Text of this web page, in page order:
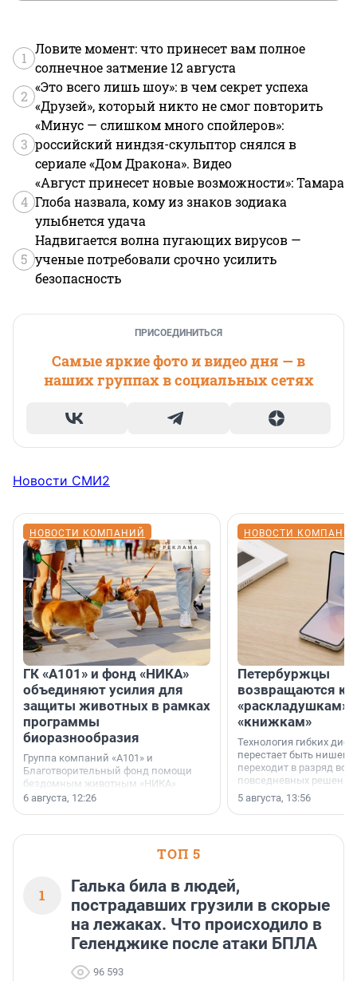
1
Ловите момент: что принесет вам полное
солнечное затмение 12 августа
2
«Это всего лишь шоу»: в чем секрет успеха
«Друзей», который никто не смог повторить
3
«Минус — слишком много спойлеров»:
российский ниндзя-скульптор снялся в
сериале «Дом Дракона». Видео
4
«Август принесет новые возможности»: Тамара
Глоба назвала, кому из знаков зодиака
улыбнется удача
5
Надвигается волна пугающих вирусов —
ученые потребовали срочно усилить
безопасность
ПРИСОЕДИНИТЬСЯ
Самые яркие фото и видео дня — в
наших группах в социальных сетях
Новости СМИ2
НОВОСТИ КОМПАНИЙ
ГК «А101» и фонд «НИКА»
объединяют усилия для
защиты животных в рамках
программы
биоразнообразия
Группа компаний «А101» и
Благотворительный фонд помощи
бездомным животным «НИКА»
заключили соглашение о
6 августа, 12:26
НОВОСТИ
Петербуржцы
возвращаются к
«раскладушкам»
«книжкам»
Технология гибких
перестает быть
переходит в разряд
повседневных
5 августа, 13:56
ТОП 5
1
Галька била в людей,
пострадавших грузили в скорые
на лежаках. Что происходило в
Геленджике после атаки БПЛА
96 593